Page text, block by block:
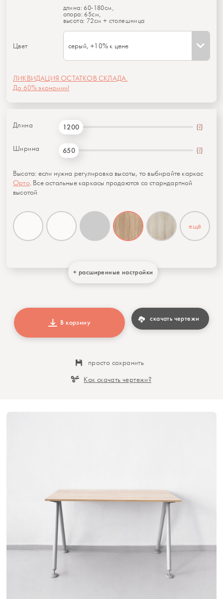
длина: 60-180см,
опора: 65см,
высота: 72см + столешница
Цвет серый, +10% к цене
ЛИКВИДАЦИЯ ОСТАТКОВ СКЛАДА.
До 60% экономии!
Длина 1200 (?)
Ширина 650 (?)
Высота: если нужна регулировка высоты, то выбирайте каркас
Орто. Все остальные каркасы продаются со старндартной
высотой
ещё
+ расширенные настройки
В корзину скачать чертежи
просто сохранить
Как скачать чертежи?